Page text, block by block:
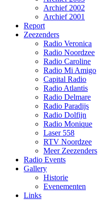
Archief 2002
Archief 2001
Report
Zeezenders
Radio Veronica
Radio Noordzee
Radio Caroline
Radio Mi Amigo
Capital Radio
Radio Atlantis
Radio Delmare
Radio Paradijs
Radio Dolfijn
Radio Monique
Laser 558
RTV Noordzee
Meer Zeezenders
Radio Events
Gallery
Historie
Evenementen
Links